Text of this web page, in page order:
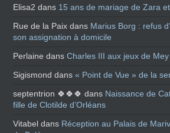
Elisa2 dans 15 ans de mariage de Zara
Rue de la Paix dans Marius Borg : refus
son assignation à domicile
Perlaine dansCharles III aux jeux de Mey
Sigismond dans« Point de Vue » de la
septentrion 🍀🍀🍀 dans Naissance de
fille de Clotilde d’Orléans
Vitabel dans Réception au Palais de